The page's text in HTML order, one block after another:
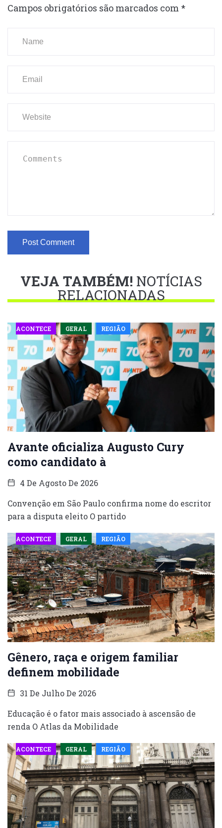
Campos obrigatórios são marcados com *
VEJA TAMBÉM! NOTÍCIAS
RELACIONADAS
ACONTECE GERAL REGIÃO
Avante oficializa Augusto Cury
como candidato à
4 De Agosto De 2026
Convenção em São Paulo confirma nome do escritor
para a disputa eleito O partido
ACONTECE GERAL REGIÃO
Gênero, raça e origem familiar
definem mobilidade
31 De Julho De 2026
Educação é o fator mais associado à ascensão de
renda O Atlas da Mobilidade
ACONTECE GERAL REGIÃO